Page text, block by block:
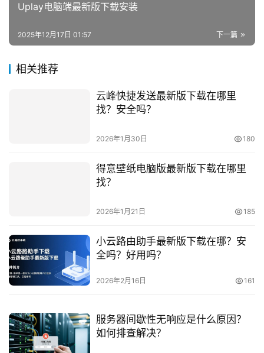
Uplay电脑端最新版下载安装
下一篇
2025年12月17日 01:57
相关推荐
云峰快捷发送最新版下载在哪里
找？安全吗？
2026年1月30日 180
得意壁纸电脑版最新版下载在哪里
找？
2026年1月21日 185
小云路由助手最新版下载在哪？安
全吗？好用吗？
2026年2月16日 161
服务器间歇性无响应是什么原因？
如何排查解决？